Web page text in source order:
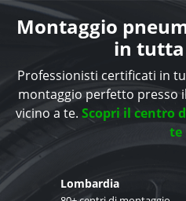
Montaggio
in
Professionisti certificati in
montaggio perfetto presso
vicino a te. Scopri il centro
te
Lombardia